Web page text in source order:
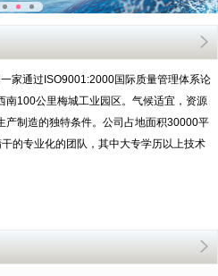
一家通过ISO9001:2000国际质量管理体系论
南100公里梅城工业园区。气候适宜，资源
产制造的独特条件。公司占地面积30000平
的专业化的团队，其中大专学历以上技术